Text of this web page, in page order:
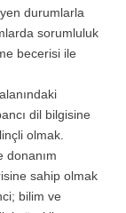
durumlarla
sorumluluk
becerisi ile
dil bilgisine
olmak.
donanım
sahip olmak
bilim ve